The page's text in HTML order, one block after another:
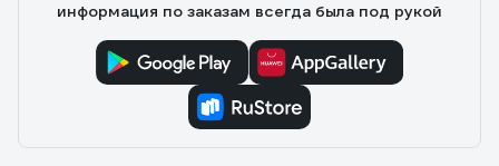
информация по заказам всегда была под рукой